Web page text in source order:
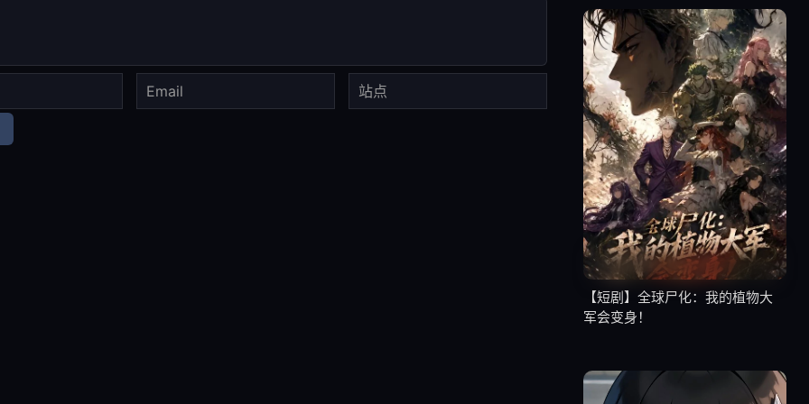
【短剧】全球尸化：我的植物大
军会变身！